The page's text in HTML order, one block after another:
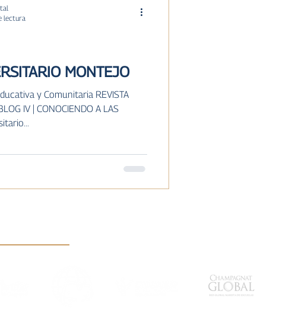
en San Sebastián, España,
MONTEJO
y Comunitaria REVISTA
IV | CONOCIENDO A LAS
lectura